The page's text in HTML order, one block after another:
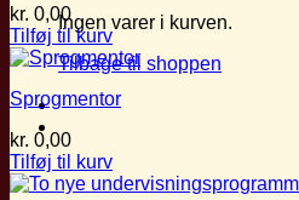
Ingen varer i kurven.
Tilbage til shoppen
kr. 0,00
Tilføj til kurv
Sprogmentor
kr. 0,00
Tilføj til kurv